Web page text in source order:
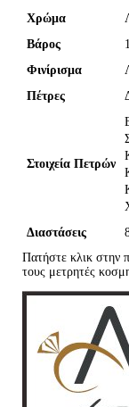
Χρώμα
Βάρος
Φινίρισμα
Πέτρες
Στοιχεία Πετρών
Διαστάσεις
Πατήστε κλικ στην
τους μετρητές